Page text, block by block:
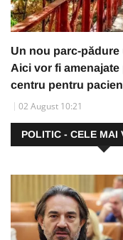
Un nou parc-pădure
Aici vor fi
centru pentru
02 August 10:21
POLITIC - CELE MAI